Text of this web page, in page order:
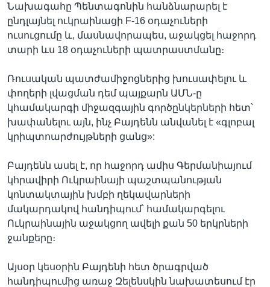
Նախագահը Պենտագոնին հանձնարարել է
ընդլայնել ուկրաինացի F-16 օդաչուների
ուսուցումը և, մասնավորապես, աջակցել հաջորդ
տարի ևս 18 օդաչուների պատրաստմանը։
Ռուսական պատժամիջոցներից խուսափելու և
փողերի լվացման դեմ պայքարն ԱՄՆ-ը
կհամակարգի միջազգային գործընկերների հետ՝
խափանելու այն, ինչ Բայդենն անվանել է «գլոբալ
կրիպտոարժույթների ցանց»:
Բայդենն ասել է, որ հաջորդ ամիս Գերմանիայում
կհրավիրի Ուկրաինայի պաշտպանության
կոնտակտային խմբի ղեկավարների
մակարդակով հանդիպում՝ համակարգելու
Ուկրաինային աջակցող ավելի քան 50 երկրների
ջանքերը։
Այսօր կեսօրին Բայդենի հետ ծրագրված
հանդիպումից առաջ Զելենսկին նախատեսում էր